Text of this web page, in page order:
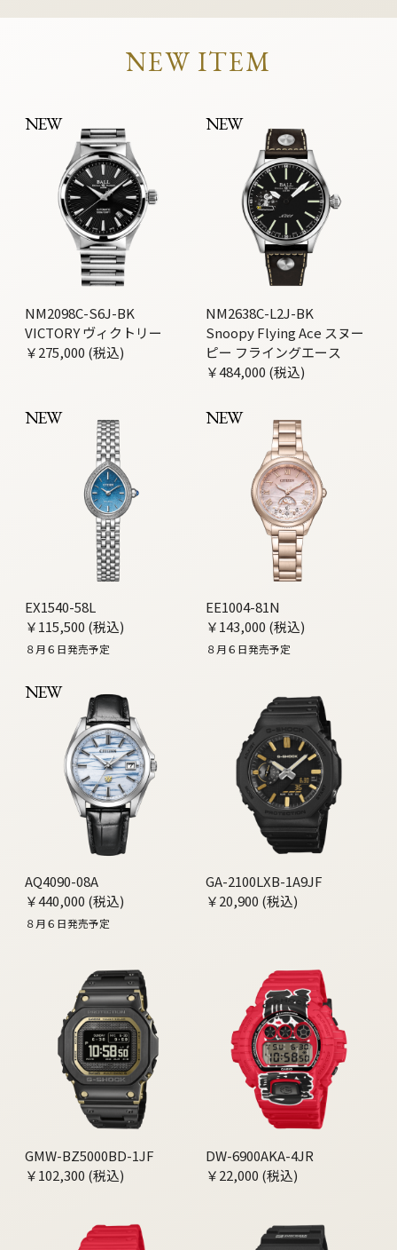
NEW ITEM
NEW
NM2098C-S6J-BK
VICTORY ヴィクトリー
￥275,000 (税込)
NEW
NM2638C-L2J-BK
Snoopy Flying Ace スヌー
ピー フライングエース
￥484,000 (税込)
NEW
EX1540-58L
￥115,500 (税込)
８月６日発売予定
NEW
EE1004-81N
￥143,000 (税込)
８月６日発売予定
NEW
AQ4090-08A
￥440,000 (税込)
８月６日発売予定
GA-2100LXB-1A9JF
￥20,900 (税込)
GMW-BZ5000BD-1JF
￥102,300 (税込)
DW-6900AKA-4JR
￥22,000 (税込)